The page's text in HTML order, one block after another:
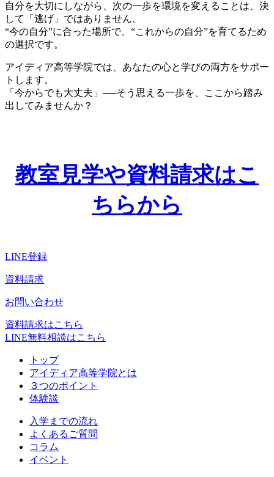
自分を大切にしながら、次の一歩を環境を変えることは、決
して「逃げ」ではありません。
“今の自分”に合った場所で、“これからの自分”を育てるため
の選択です。
アイディア高等学院では、あなたの心と学びの両方をサポー
トします。
「今からでも大丈夫」──そう思える一歩を、ここから踏み
出してみませんか？
教室見学や資料請求はこ
ちらから
LINE登録
資料請求
お問い合わせ
資料請求はこちら
LINE無料相談はこちら
トップ
アイディア高等学院とは
３つのポイント
体験談
入学までの流れ
よくあるご質問
コラム
イベント